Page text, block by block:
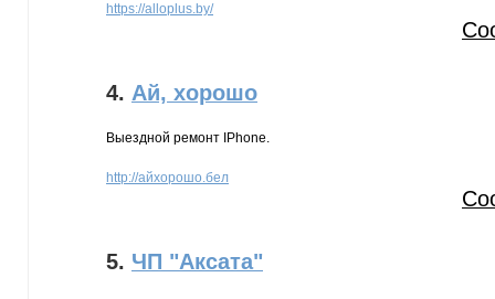
https://alloplus.by/
4. Ай, хорошо
Выездной ремонт IPhone.
http://айхорошо.бел
5. ЧП "Аксата"